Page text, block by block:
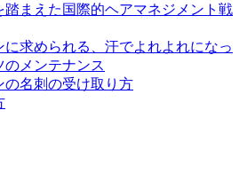
踏まえた国際的ヘアマネジメント戦
に求められる、汗でよれよれになっ
のメンテナンス
の名刺の受け取り方